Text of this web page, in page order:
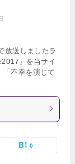
放送しましたラ
」を当サイ
「不幸を演じて
0